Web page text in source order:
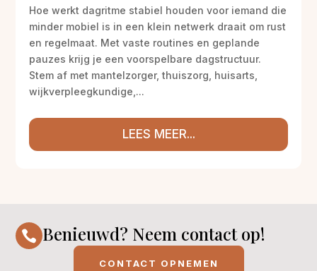
Hoe werkt dagritme stabiel houden voor iemand die
minder mobiel is in een klein netwerk draait om rust
en regelmaat. Met vaste routines en geplande
pauzes krijg je een voorspelbare dagstructuur.
Stem af met mantelzorger, thuiszorg, huisarts,
wijkverpleegkundige,...
LEES MEER...
 Benieuwd? Neem contact op!
CONTACT OPNEMEN